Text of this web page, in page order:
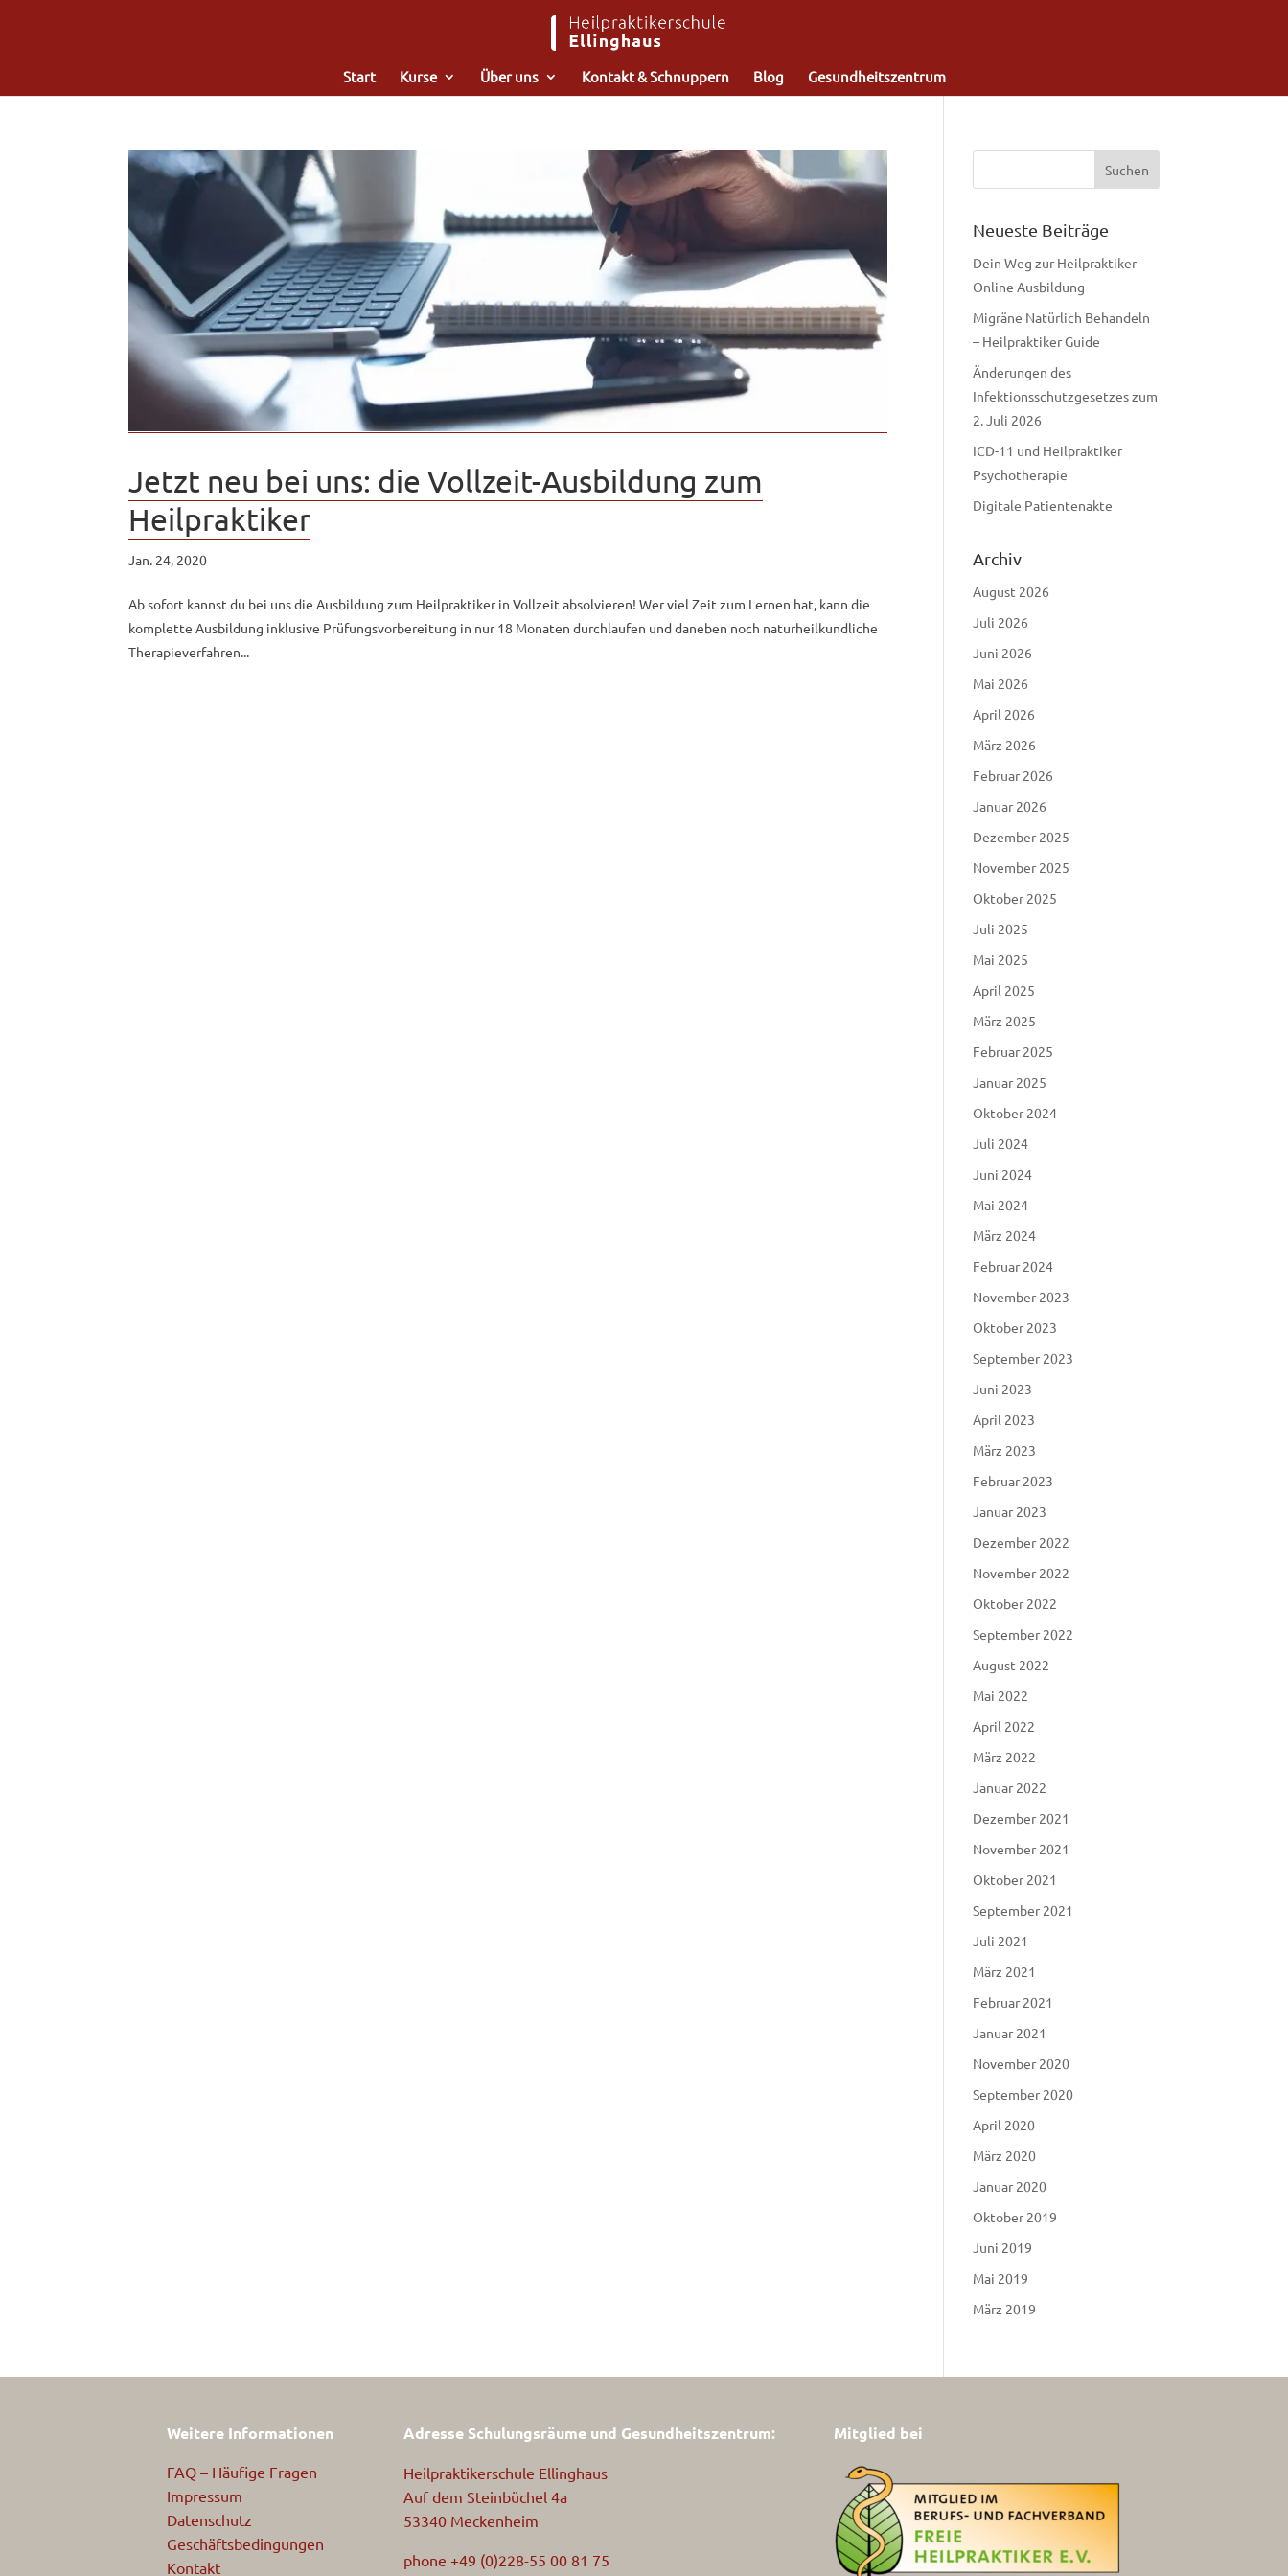
Start Kurse Über uns Kontakt & Schnuppern Blog Gesundheitszentrum
Jetzt neu bei uns: die Vollzeit-Ausbildung zum
Heilpraktiker
Jan. 24, 2020
Ab sofort kannst du bei uns die Ausbildung zum Heilpraktiker in Vollzeit absolvieren! Wer viel Zeit zum Lernen hat, kann die
komplette Ausbildung inklusive Prüfungsvorbereitung in nur 18 Monaten durchlaufen und daneben noch naturheilkundliche
Therapieverfahren...
Neueste Beiträge
Dein Weg zur Heilpraktiker
Online Ausbildung
Migräne Natürlich Behandeln
– Heilpraktiker Guide
Änderungen des
Infektionsschutzgesetzes zum
2. Juli 2026
ICD-11 und Heilpraktiker
Psychotherapie
Digitale Patientenakte
Archiv
August 2026
Juli 2026
Juni 2026
Mai 2026
April 2026
März 2026
Februar 2026
Januar 2026
Dezember 2025
November 2025
Oktober 2025
Juli 2025
Mai 2025
April 2025
März 2025
Februar 2025
Januar 2025
Oktober 2024
Juli 2024
Juni 2024
Mai 2024
März 2024
Februar 2024
November 2023
Oktober 2023
September 2023
Juni 2023
April 2023
März 2023
Februar 2023
Januar 2023
Dezember 2022
November 2022
Oktober 2022
September 2022
August 2022
Mai 2022
April 2022
März 2022
Januar 2022
Dezember 2021
November 2021
Oktober 2021
September 2021
Juli 2021
März 2021
Februar 2021
Januar 2021
November 2020
September 2020
April 2020
März 2020
Januar 2020
Oktober 2019
Juni 2019
Mai 2019
März 2019
Weitere Informationen
FAQ – Häufige Fragen
Impressum
Datenschutz
Geschäftsbedingungen
Kontakt
Adresse Schulungsräume und Gesundheitszentrum:
Heilpraktikerschule Ellinghaus
Auf dem Steinbüchel 4a
53340 Meckenheim
phone +49 (0)228-55 00 81 75
Mitglied bei